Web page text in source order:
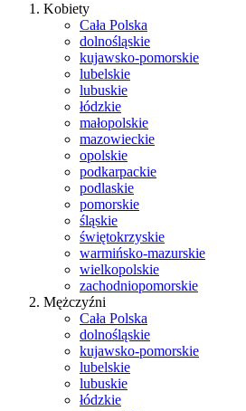
Kobiety
Cała Polska
dolnośląskie
kujawsko-pomorskie
lubelskie
lubuskie
łódzkie
małopolskie
mazowieckie
opolskie
podkarpackie
podlaskie
pomorskie
śląskie
świętokrzyskie
warmińsko-mazurskie
wielkopolskie
zachodniopomorskie
Mężczyźni
Cała Polska
dolnośląskie
kujawsko-pomorskie
lubelskie
lubuskie
łódzkie